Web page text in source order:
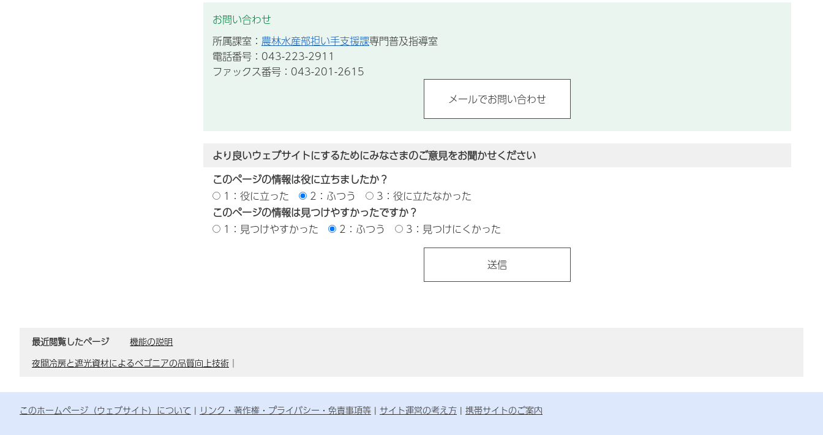
お問い合わせ
所属課室： 農林水産部担い手支援課専門普及指導室
電話番号：043-223-2911
ファックス番号：043-201-2615
より良いウェブサイトにするためにみなさまのご意見をお聞かせください
このページの情報は役に立ちましたか？
1：役に立った
2：ふつう
3：役に立たなかった
このページの情報は見つけやすかったですか？
1：見つけやすかった
2：ふつう 3：見つけにくかった
最近閲覧したページ
機能の説明
夜間冷房と遮光資材によるベゴニアの品質向上技術 ｜
このホームページ（ウェブサイト）について リンク・著作権・プライバシー・免責事項等 サイト運営の考え方 携帯サイトのご案内